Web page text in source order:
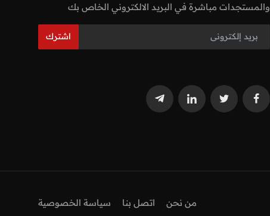
والمستجدات مباشرة في البريد الالكتروني الخاص بك
اشترك
من نحن اتصل بنا سياسة الخصوصية